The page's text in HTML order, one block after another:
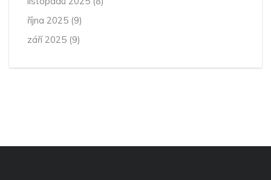
října 2025 (9)
září 2025 (9)